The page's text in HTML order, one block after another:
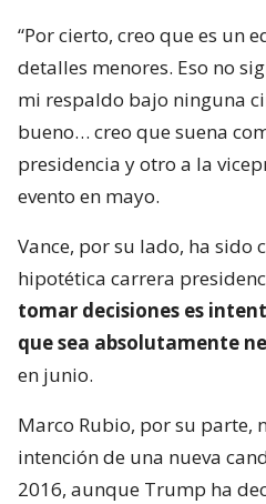
“Por cierto, creo que es un
detalles menores. Eso no
mi respaldo bajo ninguna
bueno… creo que suena
presidencia y otro a la
evento en mayo.
Vance, por su lado, ha sido
hipotética carrera
tomar decisiones es
que sea absolutamente
en junio.
Marco Rubio, por su parte,
intención de una nueva
2016, aunque Trump ha